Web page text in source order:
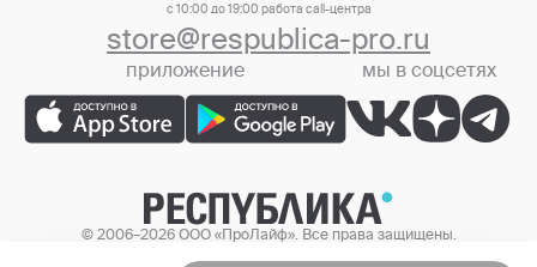
с 10:00 до 19:00 работа call-центра
store@respublica-pro.ru
приложение мы в соцсетях
© 2006–2026 ООО «ПроЛайф». Все права защищены.